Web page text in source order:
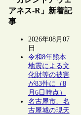
アネス-R」新着記
事
2026年08月07
日
令和8年熊本
地震による文
化財等の被害
が83件に（8
月6日時点）
名古屋市、名
古屋城の現天